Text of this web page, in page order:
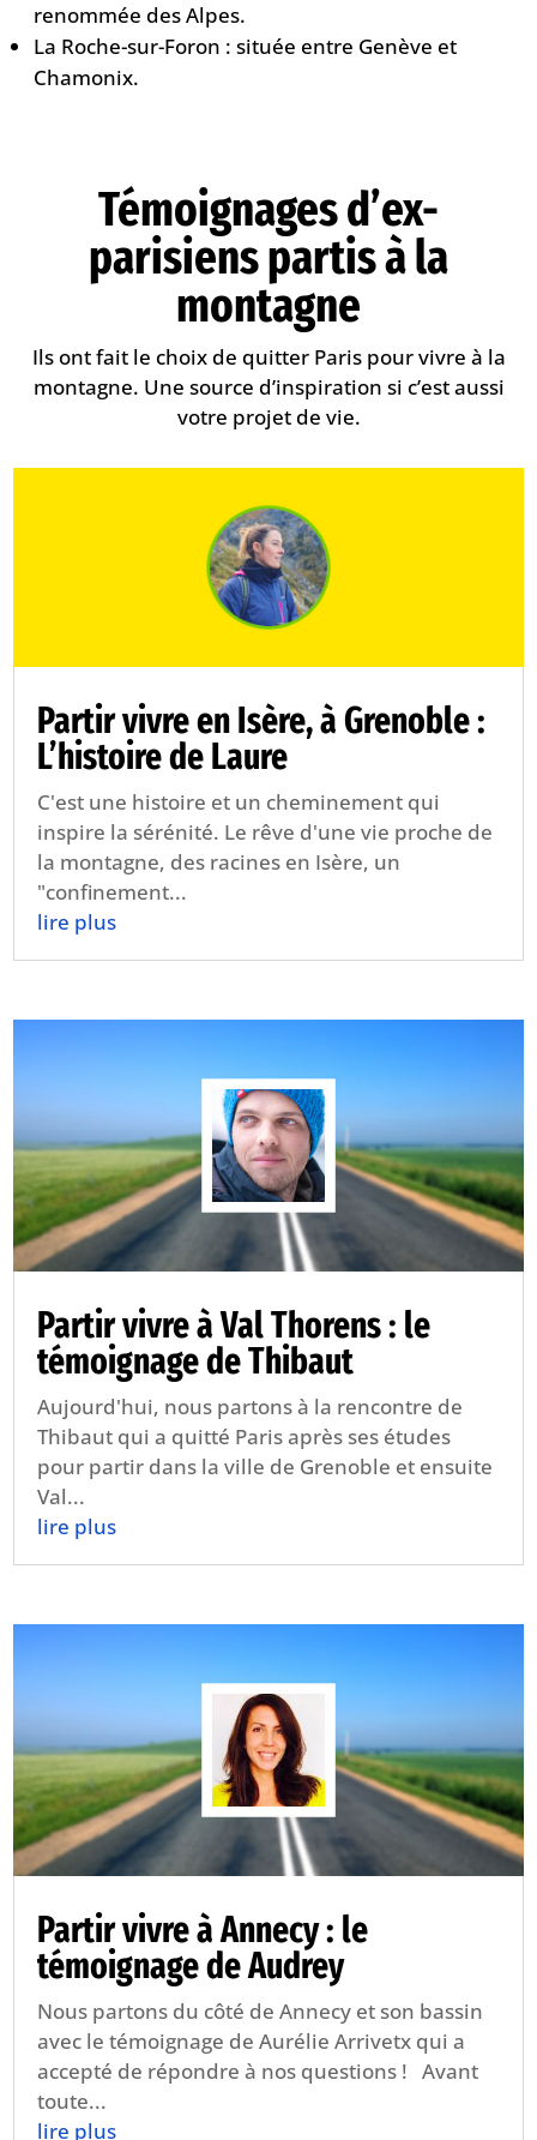
renommée des Alpes.
La Roche-sur-Foron : située entre Genève et
Chamonix.
​Témoignages d’ex-
parisiens partis à la
montagne
Ils ont fait le choix de quitter Paris pour vivre à la
montagne. Une source d’inspiration si c’est aussi
votre projet de vie.
Partir vivre en Isère, à Grenoble :
L’histoire de Laure
C'est une histoire et un cheminement qui
inspire la sérénité. Le rêve d'une vie proche de
la montagne, des racines en Isère, un
"confinement...
lire plus
Partir vivre à Val Thorens : le
témoignage de Thibaut
Aujourd'hui, nous partons à la rencontre de
Thibaut qui a quitté Paris après ses études
pour partir dans la ville de Grenoble et ensuite
Val...
lire plus
Partir vivre à Annecy : le
témoignage de Audrey
Nous partons du côté de Annecy et son bassin
avec le témoignage de Aurélie Arrivetx qui a
accepté de répondre à nos questions ! Avant
toute...
lire plus